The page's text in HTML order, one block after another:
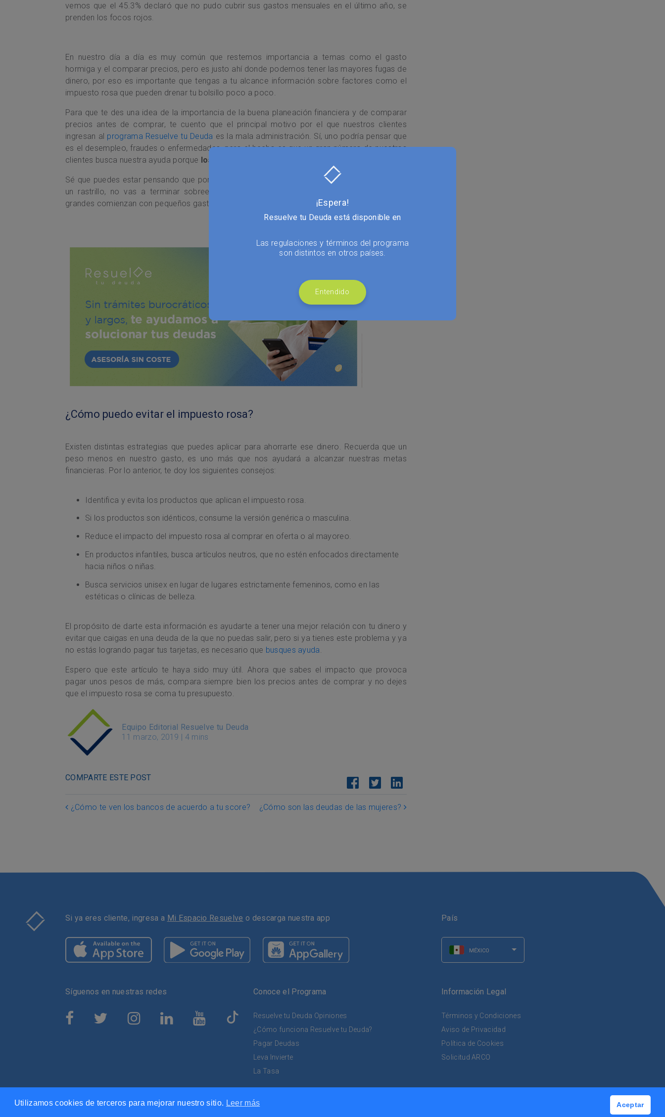
vemos que el 45.3% declaró que no pudo cubrir sus gastos mensuales en el último año, se
prenden los focos rojos.
En nuestro día a día es muy común que restemos importancia a temas como el gasto
hormiga y el comparar precios, pero es justo ahí donde podemos tener las mayores fugas de
dinero, por eso es importante que tengas a tu alcance información sobre factores como el
impuesto rosa que pueden drenar tu bolsillo poco a poco.
Para que te des una idea de la importancia de la buena planeación financiera y de comparar
precios antes de comprar, te cuento que el principal motivo por el que nuestros clientes
ingresan al programa Resuelve tu Deuda es la mala administración. Sí, uno podría pensar que
es el desempleo, fraudes o enfermedades, pero el hecho es que un gran número de nuestros
clientes busca nuestra ayuda porque los gastos se le salieron de las manos
Sé que puedes estar pensando que por aplicar el impuesto rosa y pagar diez pesos más por
un rastrillo, no vas a terminar sobreendeudado, pero lo cierto es que todas las deudas
grandes comienzan con pequeños gastos extra que van formando una bola de nieve.
¿Cómo puedo evitar el impuesto rosa?
Existen distintas estrategias que puedes aplicar para ahorrarte ese dinero. Recuerda que un
peso menos en nuestro gasto, es uno más que nos ayudará a alcanzar nuestras metas
financieras. Por lo anterior, te doy los siguientes consejos:
Identifica y evita los productos que aplican el impuesto rosa.
Si los productos son idénticos, consume la versión genérica o masculina.
Reduce el impacto del impuesto rosa al comprar en oferta o al mayoreo.
En productos infantiles, busca artículos neutros, que no estén enfocados directamente
hacia niños o niñas.
Busca servicios unisex en lugar de lugares estrictamente femeninos, como en las
estéticas o clínicas de belleza.
El propósito de darte esta información es ayudarte a tener una mejor relación con tu dinero y
evitar que caigas en una deuda de la que no puedas salir, pero si ya tienes este problema y ya
no estás logrando pagar tus tarjetas, es necesario que busques ayuda
Espero que este artículo te haya sido muy útil. Ahora que sabes el impacto que provoca
pagar unos pesos de más, compara siempre bien los precios antes de comprar y no dejes
que el impuesto rosa se coma tu presupuesto.
Equipo Editorial Resuelve tu Deuda
11 marzo, 2019 | 4 mins
COMPARTE ESTE POST
Post navigation
¿Cómo te ven los bancos de acuerdo a tu score? ¿Cómo son las deudas de las mujeres?
Si ya eres cliente, ingresa a Mi Espacio Resuelve o descarga nuestra app País
MÉXICO
Síguenos en nuestras redes Conoce el Programa
Resuelve tu Deuda Opiniones
¿Cómo funciona Resuelve tu Deuda?
Pagar Deudas
Leva Invierte
La Tasa
Información Legal
Términos y Condiciones
Aviso de Privacidad
Política de Cookies
Solicitud ARCO
Av. Mariano Escobedo 555, Planta Baja, Col. Bosques de Chapultepec, 1a Sección, Alcaldía Miguel Hidalgo, C.P. 11580, CDMX.
Tel. 800 953 0462. Sitio 100% seguro. Tu información es confidencial y está completamente protegida por certificados de seguridad.
¡Espera!
Resuelve tu Deuda está disponible en
Las regulaciones y términos del programa
son distintos en otros países.
Entendido
Utilizamos cookies de terceros para mejorar nuestro sitio. Leer más Aceptar